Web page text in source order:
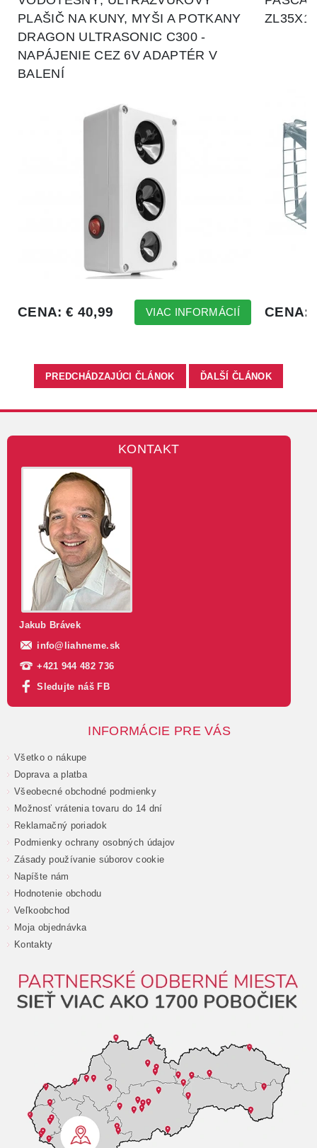
PREDCHÁDZAJÚCI ČLÁNOK ĎALŠÍ ČLÁNOK
KONTAKT
Jakub Brávek
info@ liahneme.sk
+421 944 482 736
Sledujte náš FB
INFORMÁCIE PRE VÁS
Všetko o nákupe
Doprava a platba
Všeobecné obchodné podmienky
Možnosť vrátenia tovaru do 14 dní
Reklamačný poriadok
Podmienky ochrany osobných údajov
Zásady používanie súborov cookie
Napíšte nám
Hodnotenie obchodu
Veľkoobchod
Moja objednávka
Kontakty